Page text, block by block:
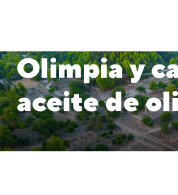
Olimpia y
aceite de